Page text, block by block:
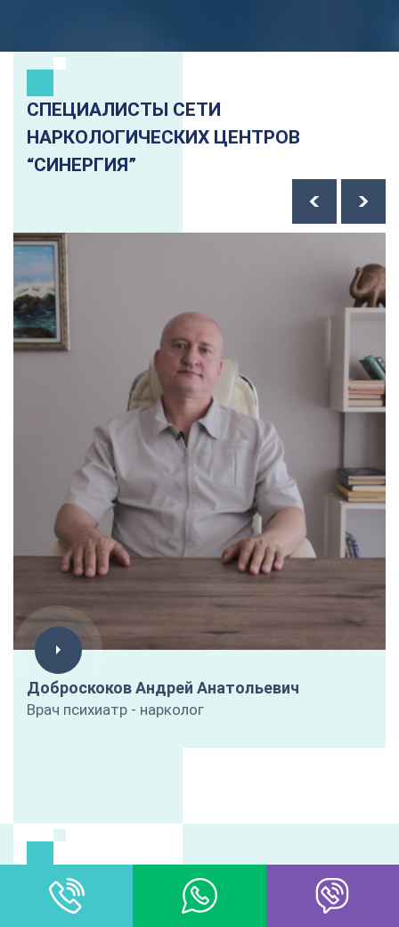
СПЕЦИАЛИСТЫ СЕТИ
НАРКОЛОГИЧЕСКИХ ЦЕНТРОВ
“СИНЕРГИЯ”
Доброскоков Андрей Анатольевич
Врач психиатр - нарколог
ЦЕНЫ